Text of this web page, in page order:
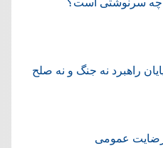
راهبرد نه جنگ و نه صلح
عمومی